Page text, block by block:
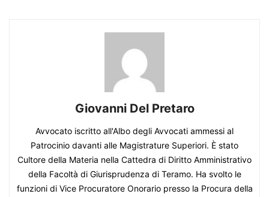
Giovanni Del Pretaro
Avvocato iscritto all'Albo degli Avvocati ammessi al
Patrocinio davanti alle Magistrature Superiori. È stato
Cultore della Materia nella Cattedra di Diritto Amministrativo
della Facoltà di Giurisprudenza di Teramo. Ha svolto le
funzioni di Vice Procuratore Onorario presso la Procura della